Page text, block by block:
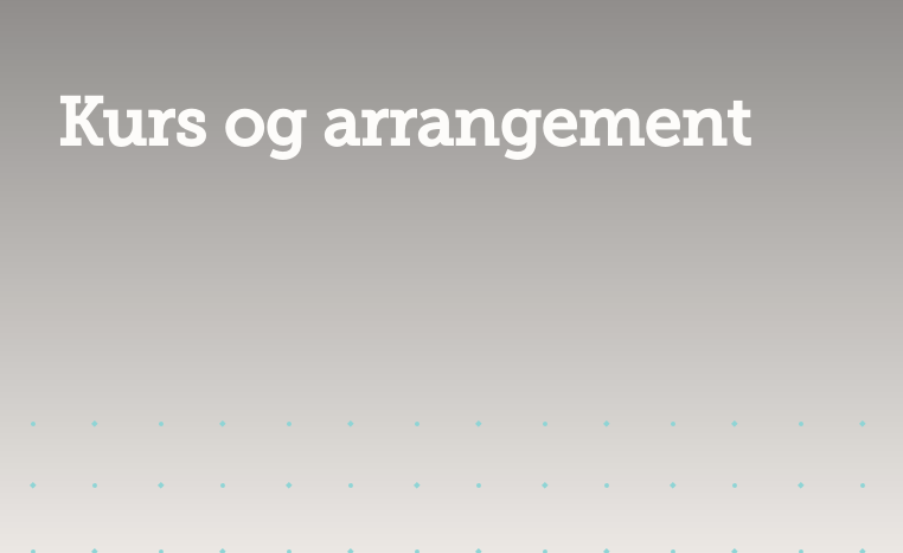
Kurs og arrangement